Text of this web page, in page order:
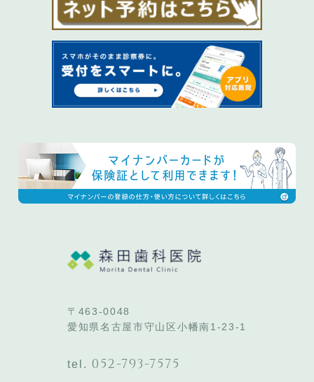
〒463-0048
愛知県名古屋市守山区小幡南1-23-1
tel. 052-793-7575